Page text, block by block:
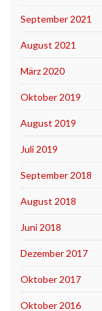
September 2021
August 2021
März 2020
Oktober 2019
August 2019
Juli 2019
September 2018
August 2018
Juni 2018
Dezember 2017
Oktober 2017
Oktober 2016